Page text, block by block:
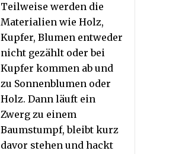
Teilweise werden die
Materialien wie Holz,
Kupfer, Blumen entweder
nicht gezählt oder bei
Kupfer kommen ab und
zu Sonnenblumen oder
Holz. Dann läuft ein
Zwerg zu einem
Baumstumpf, bleibt kurz
davor stehen und hackt